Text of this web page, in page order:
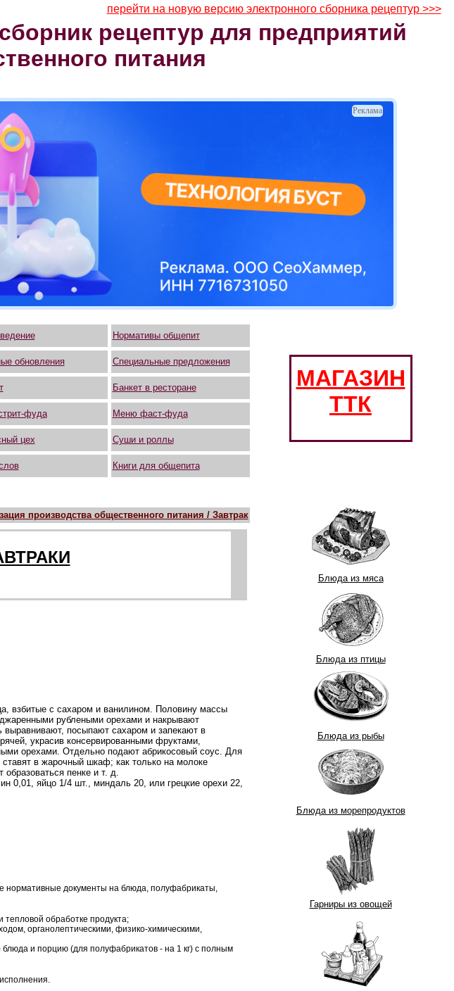
перейти на новую версию электронного сборника рецептур >>>
рецептур для предприятий
питания
Реклама
Нормативы общепит
обновления Специальные предложения
Банкет в ресторане
фуда Меню фаст-фуда
цех Суши и роллы
Книги для общепита
МАГАЗИН
ТТК
производства общественного питания / Завтрак
взбитые с сахаром и ванилином. Половину массы
рублеными орехами и накрывают
посыпают сахаром и запекают в
украсив консервированными фруктами,
орехами. Отдельно подают абрикосовый соус. Для
в жарочный шкаф; как только на молоке
пенке и т. д.
0,01, яйцо 1/4 шт., миндаль 20, или грецкие орехи 22,
документы на блюда, полуфабрикаты,
тепловой обработке продукта;
органолептическими, физико-химическими,
блюда и порцию (для полуфабрикатов - на 1 кг) с полным
Блюда из мяса
Блюда из птицы
Блюда из рыбы
Блюда из морепродуктов
Гарниры из овощей